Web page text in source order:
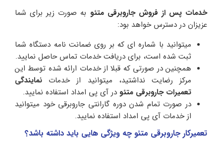
خدمات پس از فروش جاروبرقی متئو به صورت زیر برای شما
عزیزان در دسترس خواهد بود:
میتوانید با شماره ای که بر روی ضمانت نامه دستگاه شما
ثبت شده است، برای دریافت خدمات تماس حاصل نمایید.
همچنین در صورتی که قبلا از خدمات ارائه شده توسط این
مرکز رضایت نداشتید، میتوانید از خدمات نمایندگی
تعمیرات جاروبرقی متئو در آی پی امداد استفاده نمایید.
در صورت تمام شدن دوره گارانتی جاروبرقی خود میتوانید
از خدمات آی پی امداد استفاده نمایید.
تعمیرکار جاروبرقی متئو چه ویژگی هایی باید داشته باشد؟